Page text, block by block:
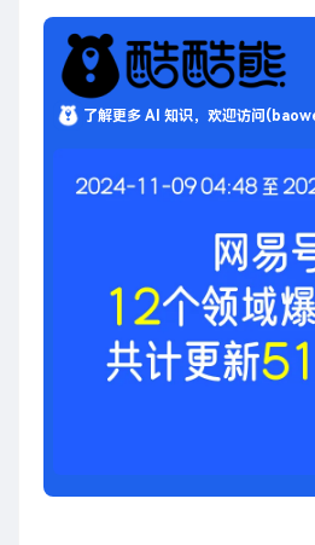
了解更多 AI 知识，欢迎访问